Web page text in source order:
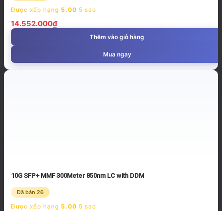
Được xếp hạng 5.00 5 sao
14.552.000₫
Thêm vào giỏ hàng
Mua ngay
10G SFP+ MMF 300Meter 850nm LC with DDM
Đã bán 26
Được xếp hạng 5.00 5 sao